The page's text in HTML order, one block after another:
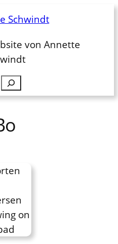
von Annette
Suchen